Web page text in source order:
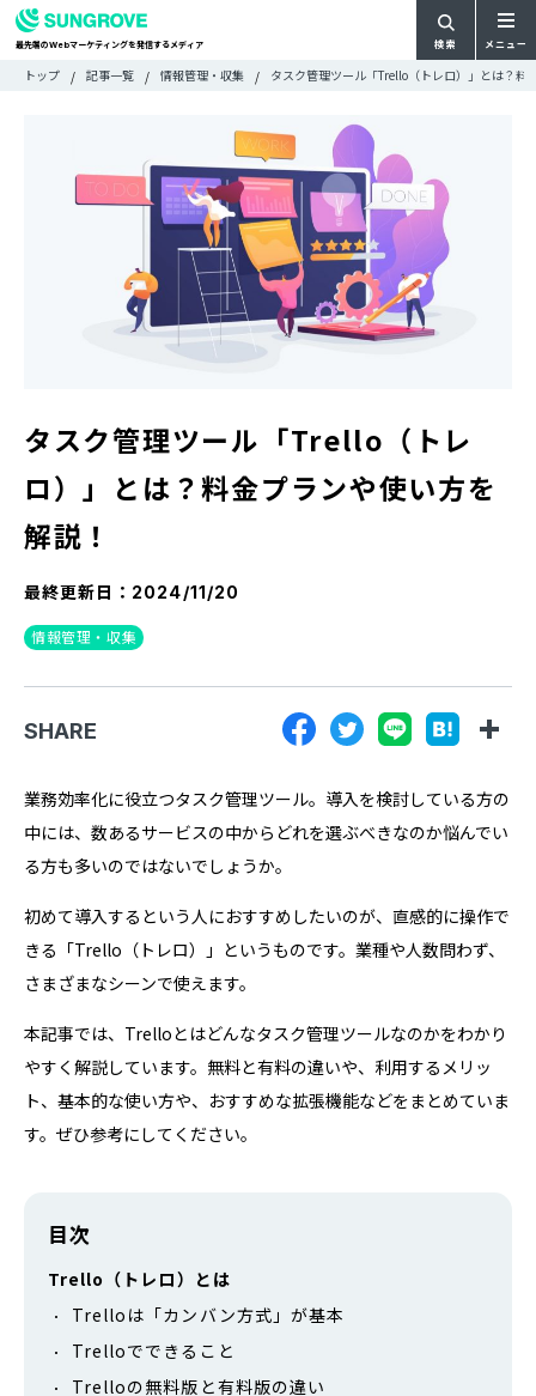
最先端のWebマーケティングを発信するメディア 検索 メニュー
カテゴリで探す
TAG
ライターで探す
FEATURE
MOVIE
『SUNGROVE』について
利用規約
広告掲載に関する規約
特定商取引法に基づく表記
プライバシーポリシー
検
検
トップ 記事一覧 情報管理・収集 タスク管理ツール「Trello（トレロ）」とは？料
タスク管理ツール「Trello（トレ
ロ）」とは？料金プランや使い方を
解説！
最終更新日： 2024/11/20
情報管理・収集
SHARE
業務効率化に役立つタスク管理ツール。導入を検討している方の
中には、数あるサービスの中からどれを選ぶべきなのか悩んでい
る方も多いのではないでしょうか。
初めて導入するという人におすすめしたいのが、直感的に操作で
きる「Trello（トレロ）」というものです。業種や人数問わず、
さまざまなシーンで使えます。
本記事では、Trelloとはどんなタスク管理ツールなのかをわかり
やすく解説しています。無料と有料の違いや、利用するメリッ
ト、基本的な使い方や、おすすめな拡張機能などをまとめていま
す。ぜひ参考にしてください。
目次
Trello（トレロ）とは
Trelloは「カンバン方式」が基本
Trelloでできること
Trelloの無料版と有料版の違い